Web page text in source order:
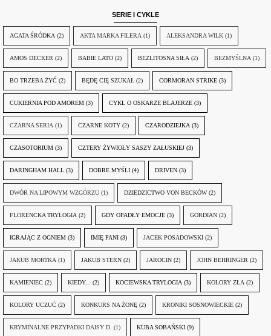
SERIE I CYKLE
AGATA ŚRÓDKA (2) AKTA MARKA FILERA (1) ALEKSANDRA WILK (1)
AMOS DECKER (2) BABIE LATO (2) BEZLITOSNA SIŁA (2) BEZMYŚLNA (1)
BO TRZEBA ŻYĆ (2) BĘDĘ CIĘ SZUKAŁ (2) CORMORAN STRIKE (3)
CUKIERNIA POD AMOREM (3) CYKL O OSKARZE BLAJERZE (3)
CZARNA SERIA (1) CZARNE KOTY (2) CZARODZIEJKA (3)
CZASOTORIUM (3) CZTERY ŻYWIOŁY SASZY ZAŁUSKIEJ (3)
DARINGHAM HALL (3) DOBRE MYŚLI (4) DRIVEN (3)
DWÓR NA LIPOWYM WZGÓRZU (1) DZIEDZICTWO VON BECKÓW (2)
FLORENCKA TRYLOGIA (2) GDY OPADŁY EMOCJE (3) GORDIAN (2)
IGRAJĄC Z OGNIEM (3) IMIĘ PANI (3) JACEK POSADOWSKI (2)
JAKUB MORTKA (1) JAKUB STERN (2) JAROCIN (2) JOHN BEHRINGER (2)
KAMIENIEC (2) KIEDY... (2) KOCIEWSKA TRYLOGIA (3) KOLORY ZŁA (2)
KOLORY UCZUĆ (2) KONKURS NA ŻONĘ (2) KRONIKI SOSNOWIECKIE (2)
KRYMINALNE PRZYPADKI DAISY D. (1) KUBA SOBAŃSKI (9)